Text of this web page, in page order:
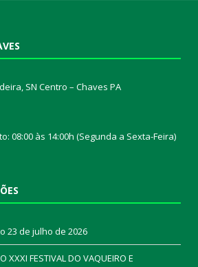
SN Centro – Chaves PA
08:00 às 14:00h (Segunda a Sexta-Feira)
23 de julho de 2026
XXXI FESTIVAL DO VAQUEIRO E